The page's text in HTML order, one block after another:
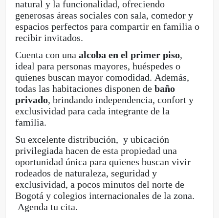
natural y la funcionalidad, ofreciendo
generosas áreas sociales con sala, comedor y
espacios perfectos para compartir en familia o
recibir invitados.
Cuenta con una alcoba en el primer piso,
ideal para personas mayores, huéspedes o
quienes buscan mayor comodidad. Además,
todas las habitaciones disponen de baño
privado, brindando independencia, confort y
exclusividad para cada integrante de la
familia.
Su excelente distribución, y ubicación
privilegiada hacen de esta propiedad una
oportunidad única para quienes buscan vivir
rodeados de naturaleza, seguridad y
exclusividad, a pocos minutos del norte de
Bogotá y colegios internacionales de la zona.
Agenda tu cita.